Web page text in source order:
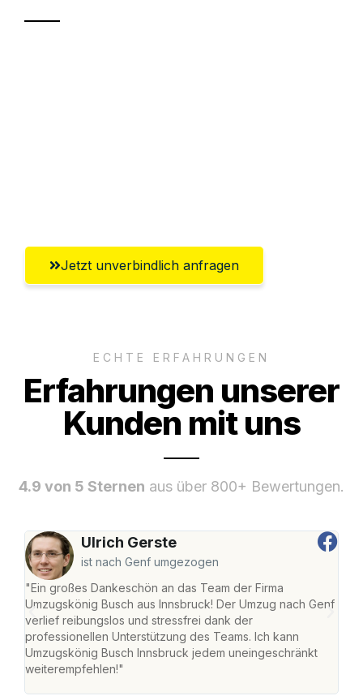
Jetzt unverbindlich anfragen
ECHTE ERFAHRUNGEN
Erfahrungen unserer
Kunden mit uns
4.9 von 5 Sternen aus über 800+ Bewertungen.
Ulrich Gerste
ist nach Genf umgezogen
"Ein großes Dankeschön an das Team der Firma
Umzugskönig Busch aus Innsbruck! Der Umzug nach Genf
verlief reibungslos und stressfrei dank der
professionellen Unterstützung des Teams. Ich kann
Umzugskönig Busch Innsbruck jedem uneingeschränkt
weiterempfehlen!"